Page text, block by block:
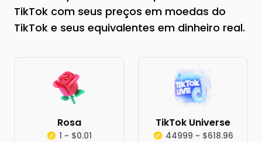
TikTok com seus preços em moedas do
TikTok e seus equivalentes em dinheiro real.
Rosa
1 ~ $0.01
TikTok Universe
44999 ~ $618.96